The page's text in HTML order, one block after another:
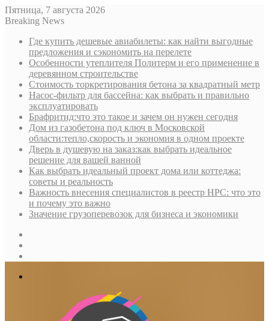
Пятница, 7 августа 2026
Breaking News
Где купить дешевые авиабилеты: как найти выгодные
предложения и сэкономить на перелете
Особенности утеплителя Политерм и его применение в
деревянном строительстве
Стоимость торкретирования бетона за квадратный метр
Насос-фильтр для бассейна: как выбрать и правильно
эксплуатировать
Брафритид:что это такое и зачем он нужен сегодня
Дом из газобетона под ключ в Московской
области:тепло,скорость и экономия в одном проекте
Дверь в душевую на заказ:как выбрать идеальное
решение для вашей ванной
Как выбрать идеальный проект дома или коттеджа:
советы и реальность
Важность внесения специалистов в реестр НРС: что это
и почему это важно
Значение грузоперевозок для бизнеса и экономики